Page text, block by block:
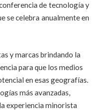
de tecnología y
se celebra anualmente en
y marcas brindando la
para que los medios
en esas geografías.
más avanzadas,
experiencia minorista